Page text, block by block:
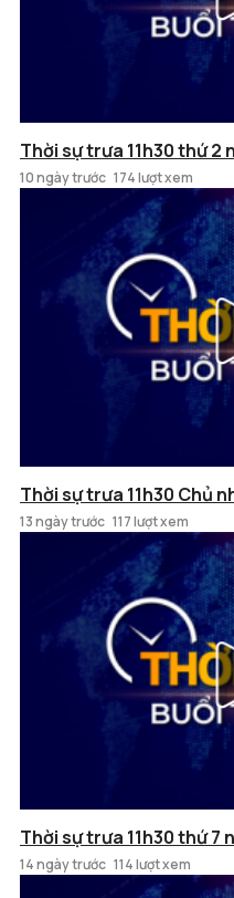
Thời sự trưa 11h30 thứ 2
10 ngày trước 174 lượt xem
Thời sự trưa 11h30 Chủ
13 ngày trước 117 lượt xem
Thời sự trưa 11h30 thứ 7
14 ngày trước 114 lượt xem